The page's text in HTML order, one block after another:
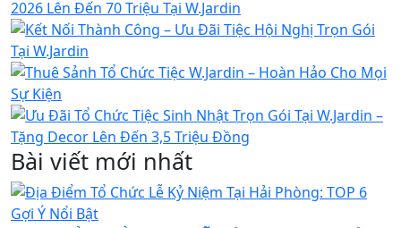
Bài viết mới nhất